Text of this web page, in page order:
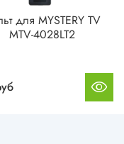
для MYSTERY TV
MTV-4028LT2